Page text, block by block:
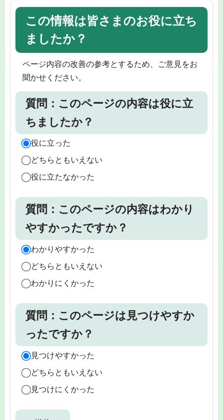
この情報は皆さまのお役に立ち
ましたか？
ページ内容の改善の参考とするため、ご意見をお
聞かせください。
質問：このページの内容は役に立
ちましたか？
役に立った
どちらともいえない
役に立たなかった
質問：このページの内容はわかり
やすかったですか？
わかりやすかった
どちらともいえない
わかりにくかった
質問：このページは見つけやすか
ったですか？
見つけやすかった
どちらともいえない
見つけにくかった